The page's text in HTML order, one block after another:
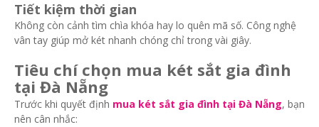
Tiết kiệm thời gian
Không còn cảnh tìm chìa khóa hay lo quên mã số. Công nghệ
vân tay giúp mở két nhanh chóng chỉ trong vài giây.
Tiêu chí chọn mua két sắt gia đình
tại Đà Nẵng
Trước khi quyết định mua két sắt gia đình tại Đà Nẵng, bạn
nên cân nhắc: